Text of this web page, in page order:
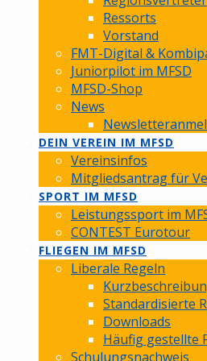
Ressorts
Vorstand
FMT-Digital &
Juniorpilot im MFSD
MFSD-Shop
News
DEIN VEREIN IM MFSD
Vereinsinfos
Mitgliedsantrag für
SPORT IM MFSD
Leistungssport im
CONTEST Eurotour
FLIEGEN IM MFSD
Liberale Regeln
Standardisierte
Downloads
Häufig gestellte
Schulungsnachweis